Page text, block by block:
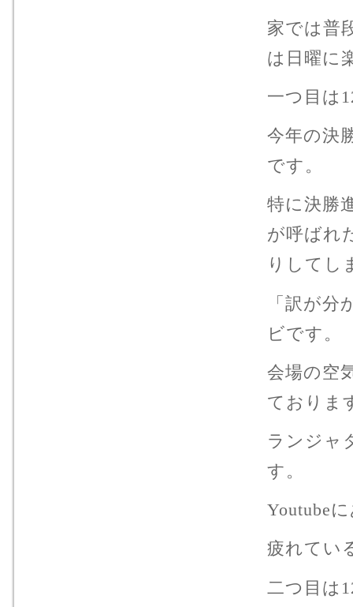
家では普
は日曜に
一つ目は
今年の決
です。
特に決勝
が呼ばれ
りしてし
「訳が
ビです。
会場の空
ておりま
ランジャ
す。
Youtube
疲れてい
二つ目は